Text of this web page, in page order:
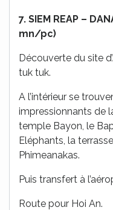
7. SIEM REAP –
mn/pc)
Découverte du site
tuk tuk.
A l’intérieur se
impressionnants de
temple Bayon, le
Eléphants, la
Phimeanakas.
Puis transfert à
Route pour Hoi An.